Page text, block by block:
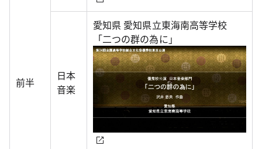
前半
日本
音楽
愛知県 愛知県立東海南高等学校
「二つの群の為に」